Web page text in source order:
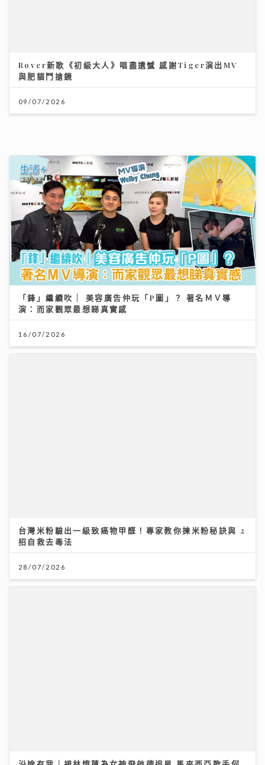
Rover新歌《初級大人》唱盡遺憾 感謝Tiger演出MV
與肥貓鬥搶鏡
09/07/2026
「鋒」繼續吹 | 美容廣告仲玩「P圖」？ 著名ＭＶ導
演：而家觀眾最想睇真實感
16/07/2026